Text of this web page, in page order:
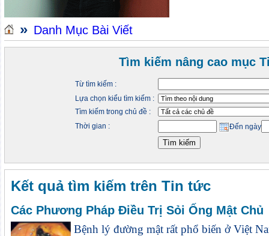
» Danh Mục Bài Viết
Tìm kiếm nâng cao mục
Từ tìm kiếm :
Lựa chọn kiểu tìm kiếm :
Tìm kiếm trong chủ đề :
Thời gian :
Đến ngày
Kết quả tìm kiếm trên Tin tức
Các Phương Pháp Điều Trị Sỏi Ống Mật Chủ
Bệnh lý đường mật rất phổ biến ở Việt